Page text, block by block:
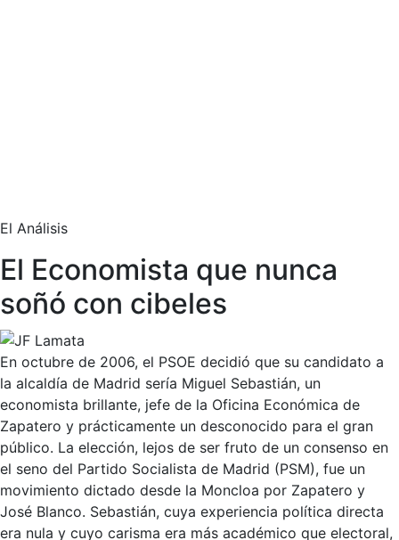
El Análisis
El Economista que nunca
soñó con cibeles
En octubre de 2006, el PSOE decidió que su candidato a
la alcaldía de Madrid sería Miguel Sebastián, un
economista brillante, jefe de la Oficina Económica de
Zapatero y prácticamente un desconocido para el gran
público. La elección, lejos de ser fruto de un consenso en
el seno del Partido Socialista de Madrid (PSM), fue un
movimiento dictado desde la Moncloa por Zapatero y
José Blanco. Sebastián, cuya experiencia política directa
era nula y cuyo carisma era más académico que electoral,